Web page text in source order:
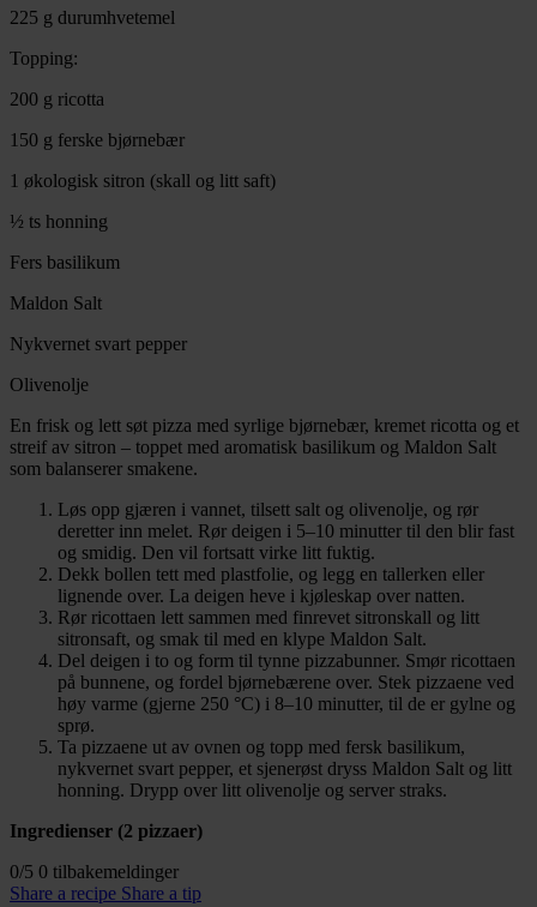
225 g durumhvetemel
Topping:
200 g ricotta
150 g ferske bjørnebær
1 økologisk sitron (skall og litt saft)
½ ts honning
Fers basilikum
Maldon Salt
Nykvernet svart pepper
Olivenolje
En frisk og lett søt pizza med syrlige bjørnebær, kremet ricotta og et
streif av sitron – toppet med aromatisk basilikum og Maldon Salt
som balanserer smakene.
Løs opp gjæren i vannet, tilsett salt og olivenolje, og rør
deretter inn melet. Rør deigen i 5–10 minutter til den blir fast
og smidig. Den vil fortsatt virke litt fuktig.
Dekk bollen tett med plastfolie, og legg en tallerken eller
lignende over. La deigen heve i kjøleskap over natten.
Rør ricottaen lett sammen med finrevet sitronskall og litt
sitronsaft, og smak til med en klype Maldon Salt.
Del deigen i to og form til tynne pizzabunner. Smør ricottaen
på bunnene, og fordel bjørnebærene over. Stek pizzaene ved
høy varme (gjerne 250 °C) i 8–10 minutter, til de er gylne og
sprø.
Ta pizzaene ut av ovnen og topp med fersk basilikum,
nykvernet svart pepper, et sjenerøst dryss Maldon Salt og litt
honning. Drypp over litt olivenolje og server straks.
Ingredienser (2 pizzaer)
0/5 0 tilbakemeldinger
Share a recipe Share a tip